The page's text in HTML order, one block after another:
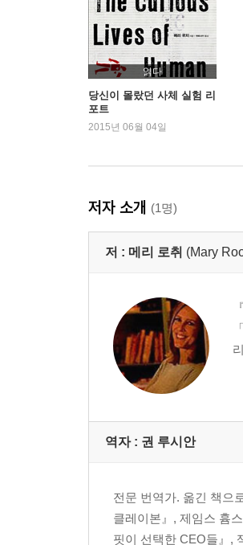
감사의 말 | 주요 고유명사o
읽다
당신이 몰랐던 사체 실험 리
포트
2015년 06월 04일
저자 소개 (1명)
저 : 메리 로취 (Mary
역자 : 권 루시안
전문 번역가. 옮긴 책으
클레이본』, 제임스 흄
핏이 선택한 CEO들』,